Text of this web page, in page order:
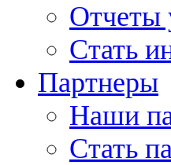
Отчеты
Стать
Партнеры
Наши
Стать